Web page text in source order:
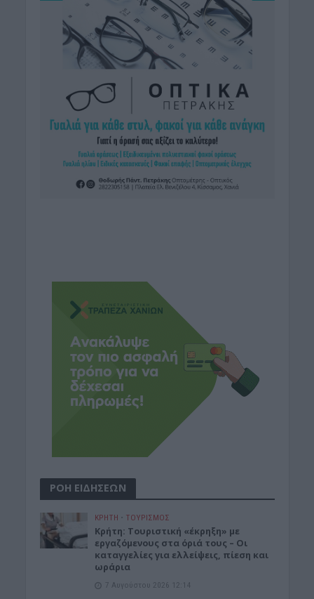
ΡΟΗ ΕΙΔΗΣΕΩΝ
ΚΡΗΤΗ • ΤΟΥΡΙΣΜΟΣ
Κρήτη: Τουριστική «έκρηξη» με
εργαζόμενους στα όριά τους – Οι
καταγγελίες για ελλείψεις, πίεση και
ωράρια
7 Αυγούστου 2026 12:14